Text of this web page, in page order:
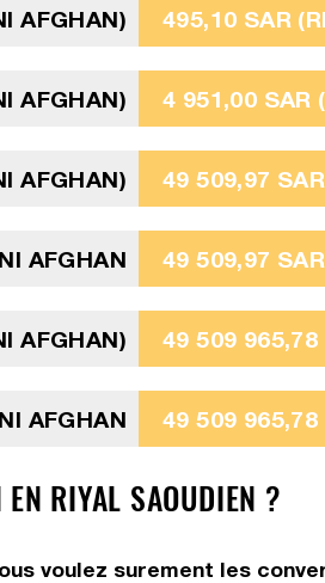
AFGHAN) 495,10 SAR
AFGHAN) 4 951,00 SAR
AFGHAN) 49 509,97
AFGHAN 49 509,97
AFGHAN) 49 509 965,78
AFGHAN 49 509 965,78
RIYAL SAOUDIEN ?
voulez surement les